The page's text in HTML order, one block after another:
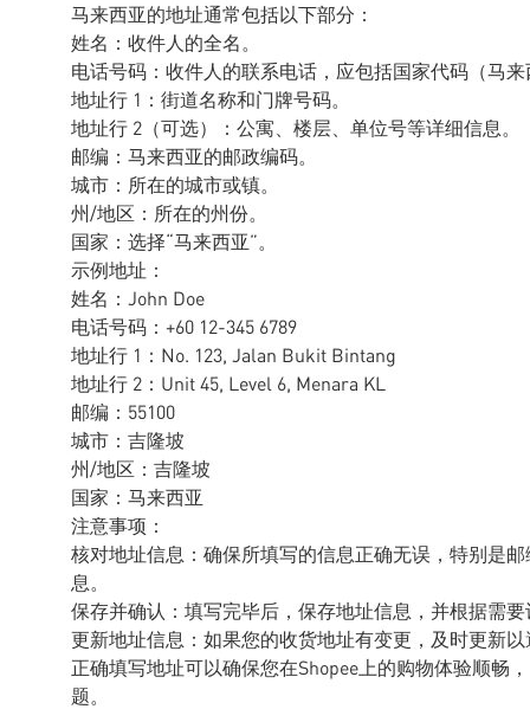
马来西亚的地址通常包括以下部分：
姓名：收件人的全名。
电话号码：收件人的联系电话，应包括国家代码（马来
地址行 1：街道名称和门牌号码。
地址行 2（可选）：公寓、楼层、单位号等详细信息。
邮编：马来西亚的邮政编码。
城市：所在的城市或镇。
州/地区：所在的州份。
国家：选择“马来西亚”。
示例地址：
姓名：John Doe
电话号码：+60 12-345 6789
地址行 1：No. 123, Jalan Bukit Bintang
地址行 2：Unit 45, Level 6, Menara KL
邮编：55100
城市：吉隆坡
州/地区：吉隆坡
国家：马来西亚
注意事项：
核对地址信息：确保所填写的信息正确无误，特别是
息。
保存并确认：填写完毕后，保存地址信息，并根据需
更新地址信息：如果您的收货地址有变更，及时更新
正确填写地址可以确保您在Shopee上的购物体验顺畅
题。